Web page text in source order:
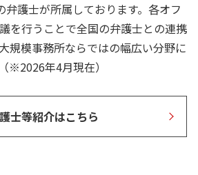
弁護士が所属しております。各オフ
を行うことで全国の弁護士との連携
規模事務所ならではの幅広い分野に
※2026年4月現在）
士等紹介はこちら